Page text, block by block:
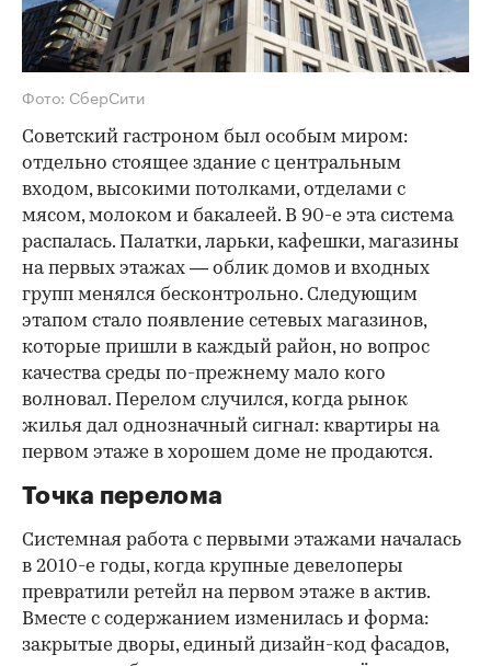
Фото: СберСити
Советский гастроном был особым миром:
отдельно стоящее здание с центральным
входом, высокими потолками, отделами с
мясом, молоком и бакалеей. В 90-е эта система
распалась. Палатки, ларьки, кафешки, магазины
на первых этажах — облик домов и входных
групп менялся бесконтрольно. Следующим
этапом стало появление сетевых магазинов,
которые пришли в каждый район, но вопрос
качества среды по-прежнему мало кого
волновал. Перелом случился, когда рынок
жилья дал однозначный сигнал: квартиры на
первом этаже в хорошем доме не продаются.
Точка перелома
Системная работа с первыми этажами началась
в 2010-е годы, когда крупные девелоперы
превратили ретейл на первом этаже в актив.
Вместе с содержанием изменилась и форма:
закрытые дворы, единый дизайн-код фасадов,